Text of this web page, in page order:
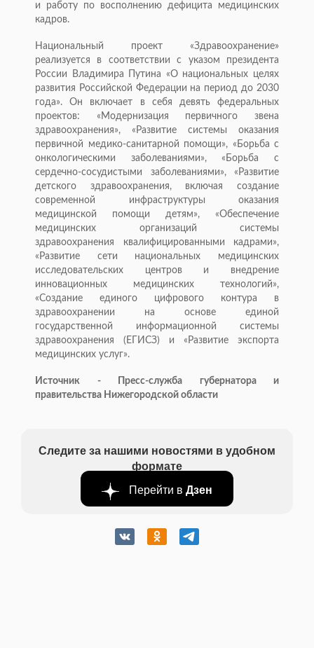
и работу по восполнению дефицита медицинских
кадров.
Национальный проект «Здравоохранение»
реализуется в соответствии с указом президента
России Владимира Путина «О национальных целях
развития Российской Федерации на период до 2030
года». Он включает в себя девять федеральных
проектов: «Модернизация первичного звена
здравоохранения», «Развитие системы оказания
первичной медико-санитарной помощи», «Борьба с
онкологическими заболеваниями», «Борьба с
сердечно-сосудистыми заболеваниями», «Развитие
детского здравоохранения, включая создание
современной инфраструктуры оказания
медицинской помощи детям», «Обеспечение
медицинских организаций системы
здравоохранения квалифицированными кадрами»,
«Развитие сети национальных медицинских
исследовательских центров и внедрение
инновационных медицинских технологий»,
«Создание единого цифрового контура в
здравоохранении на основе единой
государственной информационной системы
здравоохранения (ЕГИСЗ) и «Развитие экспорта
медицинских услуг».
Источник - Пресс-служба губернатора и
правительства Нижегородской области
Следите за нашими новостями в удобном
формате
Перейти в Дзен